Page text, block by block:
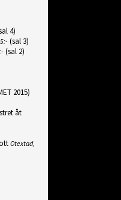
4)
(sal 3)
(sal 2)
2015)
åt
Otextad,